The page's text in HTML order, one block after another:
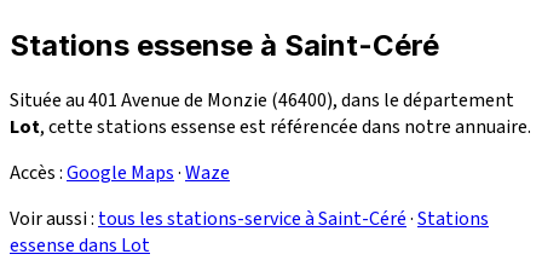
Stations essense à Saint-Céré
Située au 401 Avenue de Monzie (46400), dans le département
Lot, cette stations essense est référencée dans notre annuaire.
Accès :Google Maps·Waze
Voir aussi : tous les stations-service à Saint-Céré·Stations
essense dans Lot